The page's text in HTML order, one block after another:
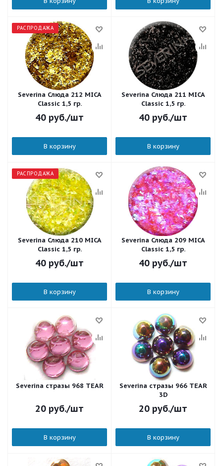
РАСПРОДАЖА
Severina Слюда 212 MICA
Classic 1,5 гр.
40 руб./шт
В корзину
Severina Слюда 211 MICA
Classic 1,5 гр.
40 руб./шт
В корзину
РАСПРОДАЖА
Severina Слюда 210 MICA
Classic 1,5 гр.
40 руб./шт
В корзину
Severina Слюда 209 MICA
Classic 1,5 гр.
40 руб./шт
В корзину
Severina стразы 968 TEAR
20 руб./шт
В корзину
Severina стразы 966 TEAR
3D
20 руб./шт
В корзину